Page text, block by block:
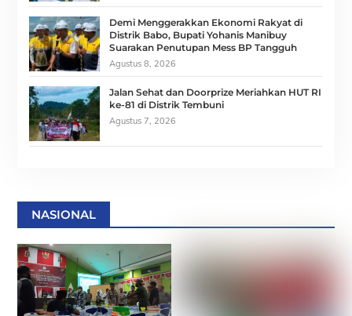
Demi Menggerakkan Ekonomi Rakyat di
Distrik Babo, Bupati Yohanis Manibuy
Suarakan Penutupan Mess BP Tangguh
Agustus 8, 2026
Jalan Sehat dan Doorprize Meriahkan HUT RI
ke-81 di Distrik Tembuni
Agustus 7, 2026
NASIONAL